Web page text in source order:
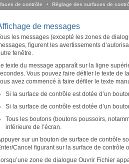
de contrôle Réglage des surfaces de
de messages
les messages (excepté les zones de
figurent les avertissements
fenêtre.
texte du message apparaît sur la ligne
Vous pouvez faire défiler le texte de
avez commencé à faire défiler le texte
Si la surface de contrôle est dotée d’un
Si la surface de contrôle est dotée d’un
Tous les boutons (boutons poussoirs,
inférieure de l’écran.
sur un bouton de surface de contrôle
Cancel figurant sur la surface de contrôle
zone de dialogue Ouvrir Fichier